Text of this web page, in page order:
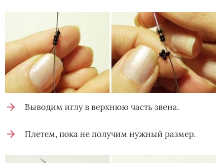
Выводим иглу в верхнюю часть звена.
Плетем, пока не получим нужный размер.